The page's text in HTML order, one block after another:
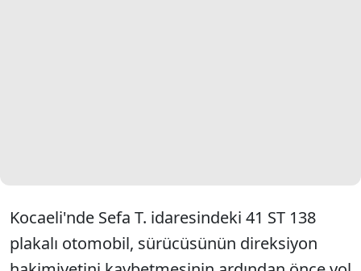
Kocaeli'nde Sefa T. idaresindeki 41 ST 138
plakalı otomobil, sürücüsünün direksiyon